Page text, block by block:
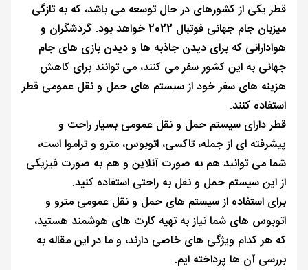
قطر یکی از کشورهای در حال توسعه می باشد، که به تازگی
میزبان جام جهانی فوتبال 2022 خواهد بود. گردشگران و
هوادارانی که برای دیدن جاذبه ها و دیدن بازی های جام
جهانی به این کشور سفر می کنند، می توانند برای کاهش
هزینه های سفر خود از سیستم های حمل و نقل عمومی قطر
استفاده کنند.
قطر دارای سیستم حمل و نقل عمومی بسیار راحت و
پیشرفته ای از جمله، تاکسی، اتوبوس، مترو و تراموا است،
شما می توانید هم به صورت آنلاین و هم به صورت فیزیکی
از این سیستم حمل و نقل به راحتی استفاده کنید.
برای استفاده از سیستم های حمل و نقل عمومی مترو و
اتوبوس های شما نیاز به تهیه کارت های هوشمند هستید،
که هر کدام ویژگی های خاصی دارند، و ما در این مقاله به
بررسی آن ها پرداخته ایم.